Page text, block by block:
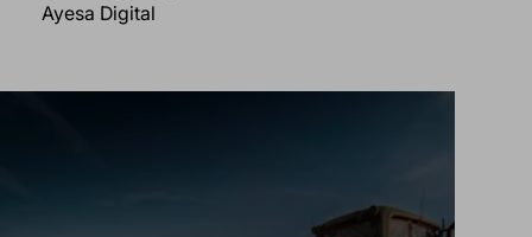
Ayesa Digital